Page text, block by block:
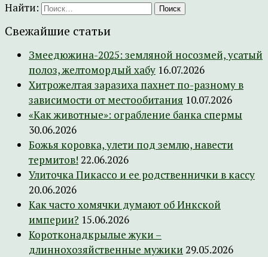
Найти:
Свежайшие статьи
Змеедюжина-2025: земляной носозмей, усатый
полоз, желтомордый хабу 16.07.2026
Хитрожелтая заразиха пахнет по-разному в
зависимости от местообитания 10.07.2026
«Как животные»: ограбление банка спермы
30.06.2026
Божья коровка, улети под землю, навести
термитов! 22.06.2026
Улиточка Пикассо и ее родственнички в кассу
20.06.2026
Как часто хомячки думают об Инкской
империи? 15.06.2026
Коротконадкрылые жуки –
длиннохозяйственные мужики 29.05.2026